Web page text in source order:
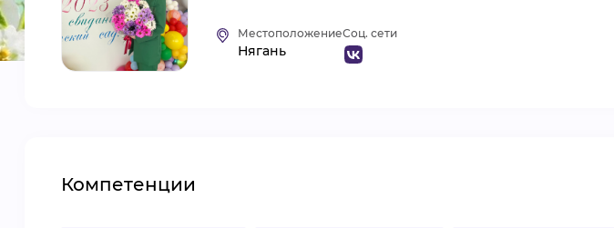
Местоположение
Нягань
Соц. сети
Компетенции